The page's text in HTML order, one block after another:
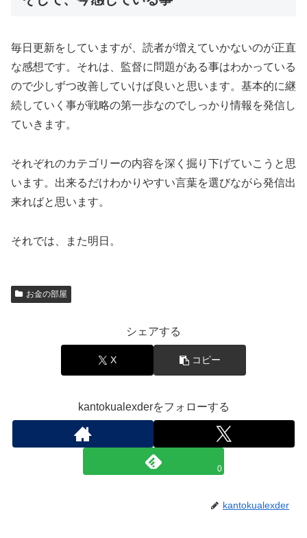
毎日更新をしていますが、読者が増えていかないのが正直
な感想です。それは、監督に問題がある事はわかっている
ので少しずつ改善していけば良いと思います。基本的に継
続していく事が戦略の第一歩なのでしっかり情報を発信し
ていきます。
それぞれのカテゴリーの内容を深く掘り下げていこうと思
います。出来るだけわかりやすい言葉を選びながら発信出
来ればと思います。
それでは、また明日。
お金の部屋
シェアする
X コピー
kantokualexderをフォローする
0
kantokualexder